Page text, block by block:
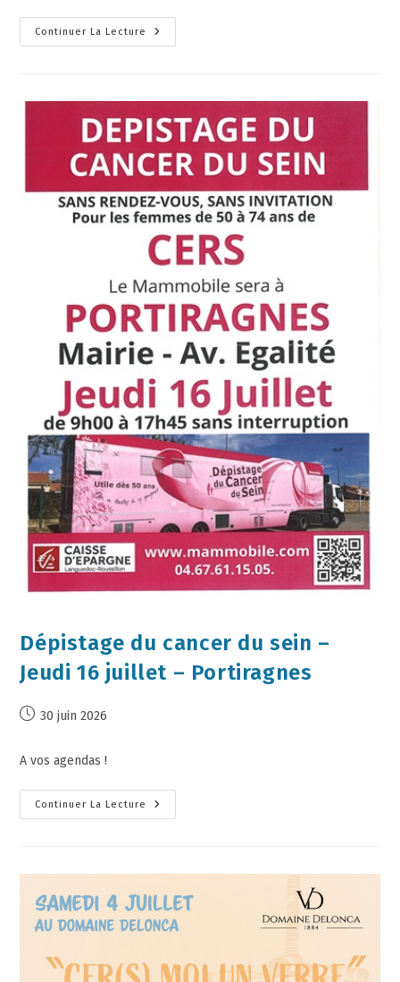
Continuer La Lecture
Dépistage du cancer du sein –
Jeudi 16 juillet – Portiragnes
30 juin 2026
A vos agendas !
Continuer La Lecture